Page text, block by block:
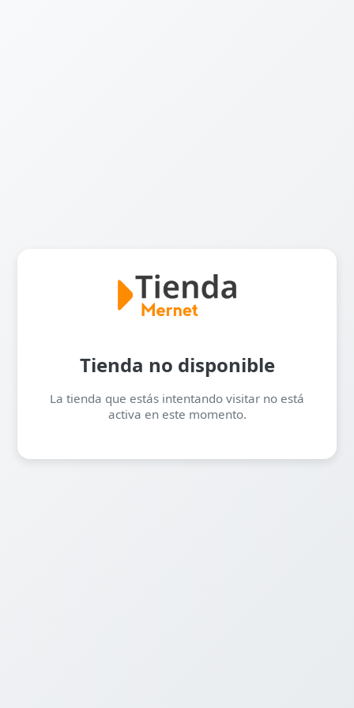
Tienda no disponible
La tienda que estás intentando visitar no está
activa en este momento.